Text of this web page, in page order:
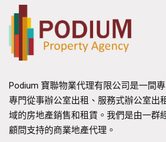
Podium 寶聯物業代理有限公司是一間
專門從事辦公室出租、服務式辦公室出
域的房地產銷售和租賃。我們是由一群
顧問支持的商業地產代理。